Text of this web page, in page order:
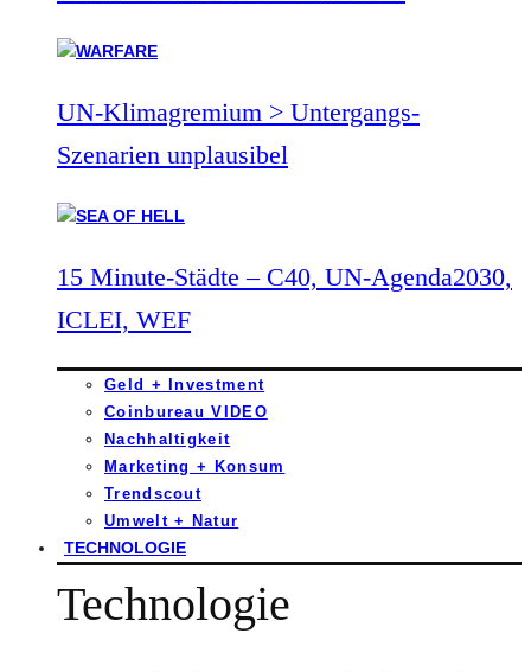
UN-Klimagremium > Untergangs-
Szenarien unplausibel
15 Minute-Städte – C40, UN-Agenda2030,
ICLEI, WEF
Geld + Investment
Coinbureau VIDEO
Nachhaltigkeit
Marketing + Konsum
Trendscout
Umwelt + Natur
TECHNOLOGIE
Technologie